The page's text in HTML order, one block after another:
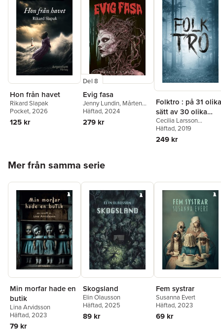
Hon från havet
Rikard Slapak
Pocket, 2026
125 kr
Del 8
Evig fasa
Jenny Lundin, Mårten
Dahlrot,Karin Tidbeck
Elin Edberg
Pinter,Eira A Ekre
Johansson
Häftad, 2024
279 kr
Folktro : på 31 olika
sätt av 30 olika
författare
Cecilia Larsson
Kostenius,Michéle
Glatthard
Rosendahl
Ekebergh,Beatrice
Lindberg,Monika
Chanovian ,Jens
Emelie Beijer,Marielle
Sara
David Renklint,Evelinn
Carlsson,Camilla
Brandt,My Lemon,Linn
Liljemo,Frida Gråsjö,
Hannele Partanen,
Annah Oj,David
Rylander,Jenny Töredal
Jorun Modén,Peter
Westberg,Hanna
Drammeh,Olof
Häftad, 2019
249 kr
Mer från samma serie
Min morfar hade en
butik
Lina Arvidsson
Häftad, 2023
79 kr
Skogsland
Elin Olausson
Häftad, 2025
89 kr
Fem systrar
Susanna Evert
Häftad, 2023
69 kr